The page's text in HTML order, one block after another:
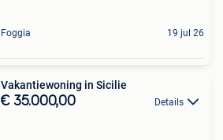
Foggia 19 jul 26
Vakantiewoning in Sicilie
€ 35.000,00 Details